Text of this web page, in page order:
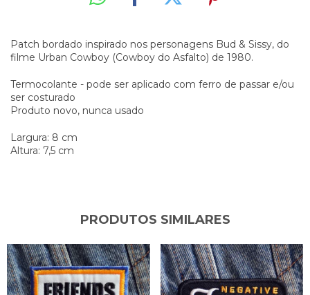
Patch bordado inspirado nos personagens Bud & Sissy, do
filme Urban Cowboy (Cowboy do Asfalto) de 1980.
Termocolante - pode ser aplicado com ferro de passar e/ou
ser costurado
Produto novo, nunca usado
Largura: 8 cm
Altura: 7,5 cm
PRODUTOS SIMILARES